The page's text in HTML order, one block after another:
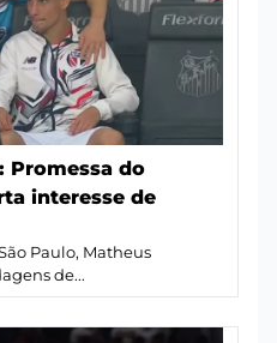
Promessa do
interesse de
Paulo, Matheus
de...